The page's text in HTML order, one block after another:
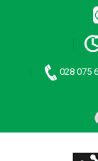
028 075